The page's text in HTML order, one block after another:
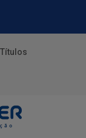
Títulos